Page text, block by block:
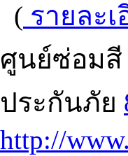
( รายละเ
ศูนย์ซ่อมสี
ประกันภัย
http://